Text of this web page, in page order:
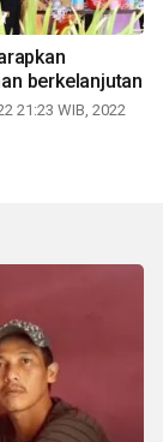
berkelanjutan
21:23 WIB, 2022